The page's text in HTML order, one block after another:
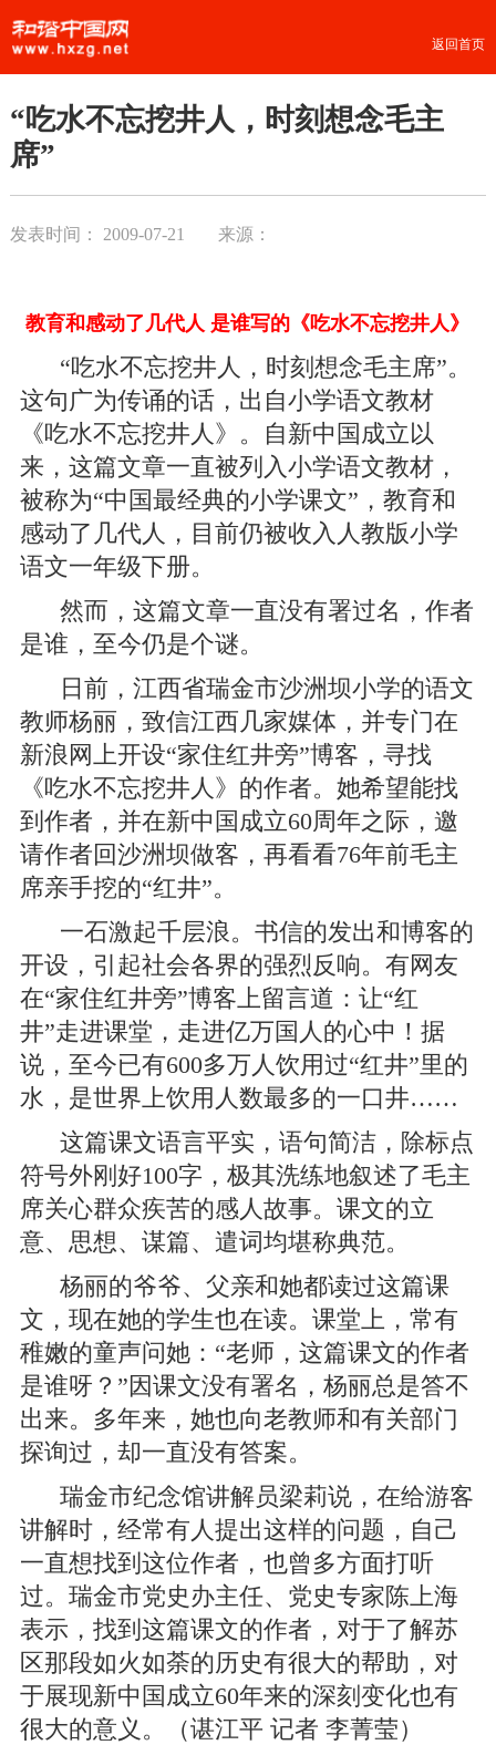
返回首页
“吃水不忘挖井人，时刻想念毛主
席”
发表时间： 2009-07-21 来源：
教育和感动了几代人 是谁写的《吃水不忘挖井人》
“吃水不忘挖井人，时刻想念毛主席”。
这句广为传诵的话，出自小学语文教材
《吃水不忘挖井人》。自新中国成立以
来，这篇文章一直被列入小学语文教材，
被称为“中国最经典的小学课文”，教育和
感动了几代人，目前仍被收入人教版小学
语文一年级下册。
然而，这篇文章一直没有署过名，作者
是谁，至今仍是个谜。
日前，江西省瑞金市沙洲坝小学的语文
教师杨丽，致信江西几家媒体，并专门在
新浪网上开设“家住红井旁”博客，寻找
《吃水不忘挖井人》的作者。她希望能找
到作者，并在新中国成立60周年之际，邀
请作者回沙洲坝做客，再看看76年前毛主
席亲手挖的“红井”。
一石激起千层浪。书信的发出和博客的
开设，引起社会各界的强烈反响。有网友
在“家住红井旁”博客上留言道：让“红
井”走进课堂，走进亿万国人的心中！据
说，至今已有600多万人饮用过“红井”里的
水，是世界上饮用人数最多的一口井……
这篇课文语言平实，语句简洁，除标点
符号外刚好100字，极其洗练地叙述了毛主
席关心群众疾苦的感人故事。课文的立
意、思想、谋篇、遣词均堪称典范。
杨丽的爷爷、父亲和她都读过这篇课
文，现在她的学生也在读。课堂上，常有
稚嫩的童声问她：“老师，这篇课文的作者
是谁呀？”因课文没有署名，杨丽总是答不
出来。多年来，她也向老教师和有关部门
探询过，却一直没有答案。
瑞金市纪念馆讲解员梁莉说，在给游客
讲解时，经常有人提出这样的问题，自己
一直想找到这位作者，也曾多方面打听
过。瑞金市党史办主任、党史专家陈上海
表示，找到这篇课文的作者，对于了解苏
区那段如火如荼的历史有很大的帮助，对
于展现新中国成立60年来的深刻变化也有
很大的意义。（谌江平 记者 李菁莹）